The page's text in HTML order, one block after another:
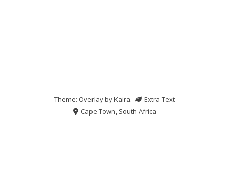
Theme: Overlay byKaira.
Extra Text
Cape Town, South Africa